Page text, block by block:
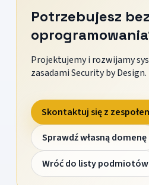
Potrzebujesz
Projektujemy i rozwijamy
zasadami Security by Design.
Skontaktuj się z
Sprawdź własną domenę
Wróć do listy podmiotów